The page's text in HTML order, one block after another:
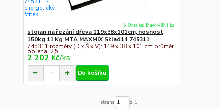
stojan na řezání dřeva 119x38x101cm, nosnost
150kg 11 Kg MTA MAXMIX Sklad14 745311
745311 rozměry (D x Š x V): 119 x 38 x 101 cm průměr
polena: 2,5 ...
2 202 Kč/ks
k Odeslání Ihned-48h 1 ks
Do košíku
strana z 1